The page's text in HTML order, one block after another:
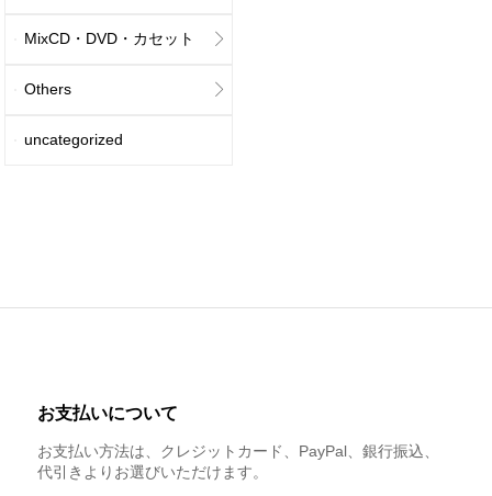
MixCD・DVD・カセット
Others
uncategorized
お支払いについて
お支払い方法は、クレジットカード、PayPal、銀行振込、
代引きよりお選びいただけます。